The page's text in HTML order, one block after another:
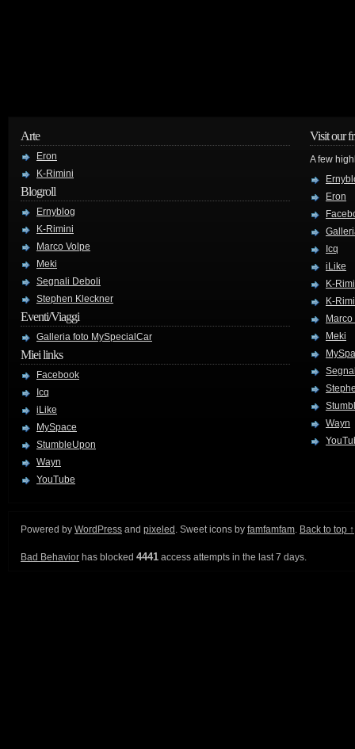
Arte
Eron
K-Rimini
Blogroll
Ernyblog
K-Rimini
Marco Volpe
Meki
Segnali Deboli
Stephen Kleckner
Eventi/Viaggi
Galleria foto MySpecialCar
Miei links
Facebook
Icq
iLike
MySpace
StumbleUpon
Wayn
YouTube
Visit our
A few
Eron
Icq
iLike
K-
K-
Meki
Wayn
Powered by WordPress and pixeled . Sweet icons by famfamfam. Back to top ↑
Bad Behavior has blocked 4441 access attempts in the last 7 days.